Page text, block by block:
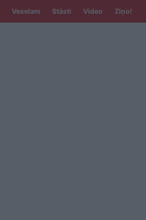
Veselam Stāsti Video Ziņo!